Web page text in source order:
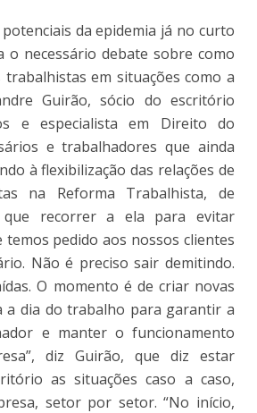
da epidemia já no curto
o necessário debate sobre como
trabalhistas em situações como a
Guirão, sócio do escritório
e especialista em Direito do
e trabalhadores que ainda
à flexibilização das relações de
na Reforma Trabalhista, de
que recorrer a ela para evitar
temos pedido aos nossos clientes
Não é preciso sair demitindo.
O momento é de criar novas
a dia do trabalho para garantir a
e manter o funcionamento
diz Guirão, que diz estar
as situações caso a caso,
setor por setor. “No início,